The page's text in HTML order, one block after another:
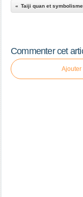
Taiji quan et
Commenter cet
Ajouter